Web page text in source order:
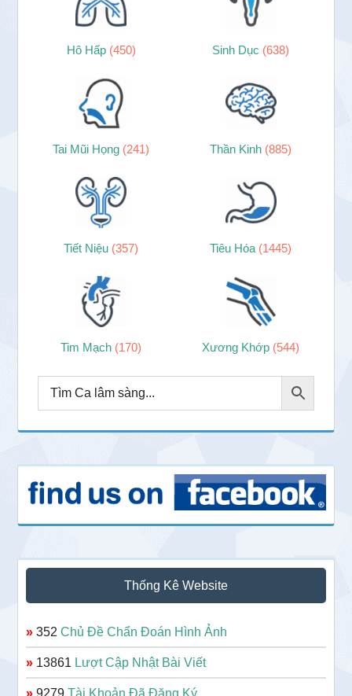
Hô Hấp (450) Sinh Dục (638)
Tai Mũi Họng (241) Thần Kinh (885)
Tiết Niệu (357) Tiêu Hóa (1445)
Tim Mạch (170) Xương Khớp (544)
Thống Kê Website
» 352Chủ Đề Chẩn Đoán Hình Ảnh
» 13861 Lượt Cập Nhật Bài Viết
» 9279Tài Khoản Đã Đăng Ký